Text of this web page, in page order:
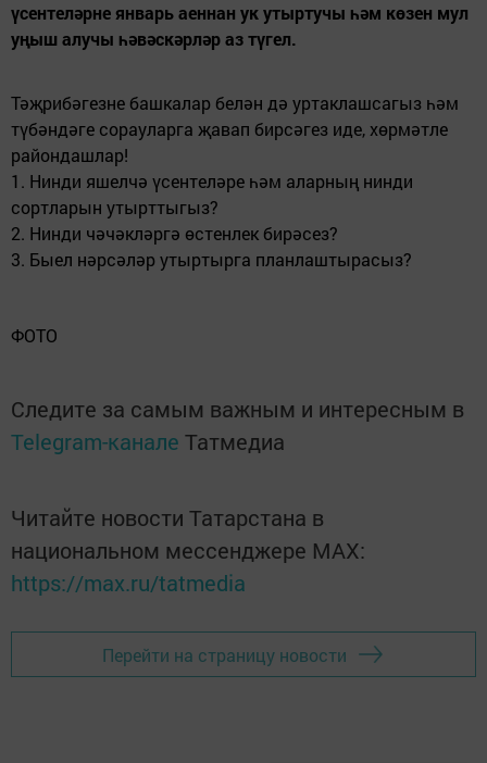
үсентеләрне январь аеннан ук утыртучы һәм көзен мул
уңыш алучы һәвәскәрләр аз түгел.
Тәҗрибәгезне башкалар белән дә уртаклашсагыз һәм
түбәндәге сорауларга җавап бирсәгез иде, хөрмәтле
райондашлар!
1. Нинди яшелчә үсентеләре һәм аларның нинди
сортларын утырттыгыз?
2. Нинди чәчәкләргә өстенлек бирәсез?
3. Быел нәрсәләр утыртырга планлаштырасыз?
ФОТО
Следите за самым важным и интересным в
Telegram-канале Татмедиа
Читайте новости Татарстана в
национальном мессенджере MАХ:
https://max.ru/tatmedia
Перейти на страницу новости